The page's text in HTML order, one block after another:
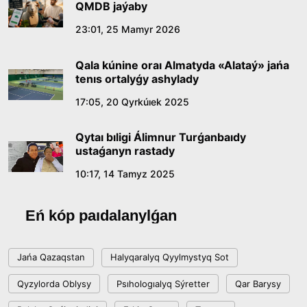
Abaıdyń adam tárbıesi týraly kózqarastarynyń
18:59, 20 Shilde 2026
Jasandy ıntellekt: adamzattyń kómekshisi me,
18:16, 20 Shilde 2026
jetistikteri men damý baǵyty
Memleket basshysy Kóbeıtuz kóliniń jaı-kúıine
nazar aýdardy
QMDB jaýaby
23:01, 25 Mamyr 2026
Qala kúnine oraı Almatyda «Alataý» jańa
tenıs ortalyǵy ashylady
17:05, 20 Qyrkúıek 2025
Qytaı bıligi Álimnur Turǵanbaıdy
ustaǵanyn rastady
10:17, 14 Tamyz 2025
Eń kóp paıdalanylǵan
Jańa Qazaqstan Halyqaralyq Qyylmystyq Sot
Qyzylorda Oblysy Psıhologıalyq Sýretter Qar Barysy